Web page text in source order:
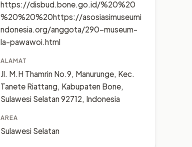
https://disbud.bone.go.id/%20%20
%20%20%20https://asosiasimuseumi
ndonesia.org/anggota/290-museum-
la-pawawoi.html
ALAMAT
Jl. M.H Thamrin No.9, Manurunge, Kec.
Tanete Riattang, Kabupaten Bone,
Sulawesi Selatan 92712, Indonesia
AREA
Sulawesi Selatan